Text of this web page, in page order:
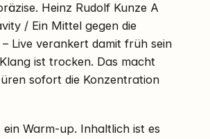
Heinz Rudolf Kunze A
/ Ein Mittel gegen die
Live verankert damit früh sein
ist trocken. Das macht
sofort die Konzentration
ein Warm-up. Inhaltlich ist es